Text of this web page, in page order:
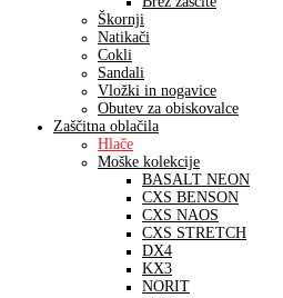
Škornji
Natikači
Cokli
Sandali
Vložki in nogavice
Obutev za obiskovalce
Zaščitna oblačila
Hlače
Moške kolekcije
BASALT NEON
CXS BENSON
CXS NAOS
CXS STRETCH
DX4
KX3
NORIT